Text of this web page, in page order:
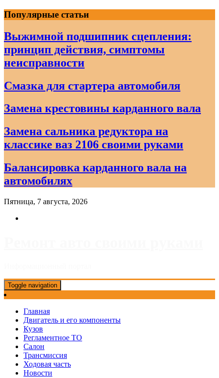
Skip
to
content
Популярные статьи
Выжимной подшипник сцепления:
принцип действия, симптомы
неисправности
Смазка для стартера автомобиля
Замена крестовины карданного вала
Замена сальника редуктора на
классике ваз 2106 своими руками
Балансировка карданного вала на
автомобилях
Пятница, 7 августа, 2026
Toggle navigation
Главная
Двигатель и его компоненты
Кузов
Регламентное ТО
Салон
Трансмиссия
Ходовая часть
Новости